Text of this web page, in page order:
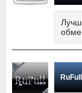
RuFull